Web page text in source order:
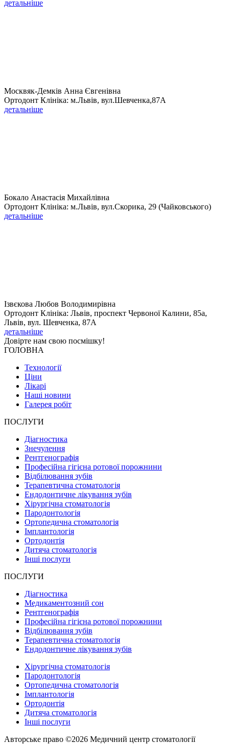
детальніше
Москвяк-Демків Анна Євгенівна
Ортодонт Клініка: м.Львів, вул.Шевченка,87A
детальніше
Бокало Анастасія Михайлівна
Ортодонт Клініка: м.Львів, вул.Скорика, 29 (Чайковського)
детальніше
Ізвєкова Любов Володимирівна
Ортодонт Клініка: Львів, проспект Червоної Калини, 85а,
Львів, вул. Шевченка, 87А
детальніше
Довірте нам свою посмішку!
ГОЛОВНА
Технології
Ціни
Лікарі
Наші новини
Галерея робіт
ПОСЛУГИ
Діагностика
Знечулення
Рентгенографія
Професійна гігієна ротової порожнини
Відбілювання зубів
Терапевтична стоматологія
Ендодонтичне лікування зубів
Хірургічна стоматологія
Пародонтологія
Ортопедична стоматологія
Імплантологія
Ортодонтія
Дитяча стоматологія
Інші послуги
ПОСЛУГИ
Діагностика
Медикаментозний сон
Рентгенографія
Професійна гігієна ротової порожнини
Відбілювання зубів
Терапевтична стоматологія
Ендодонтичне лікування зубів
Хірургічна стоматологія
Пародонтологія
Ортопедична стоматологія
Імплантологія
Ортодонтія
Дитяча стоматологія
Інші послуги
Авторське право ©2026 Медичний центр стоматології